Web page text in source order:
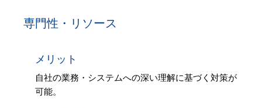
専門性・リソース
メリット
自社の業務・システムへの深い理解に基づく対策が
可能。